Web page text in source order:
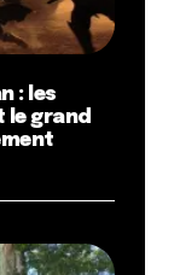
: les
le grand